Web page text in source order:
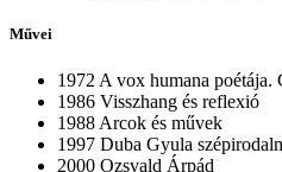
Művei
1972 A vox humana poétája.
1986 Visszhang és reflexió
1988 Arcok és művek
1997 Duba Gyula
2000 Ozsvald Árpád